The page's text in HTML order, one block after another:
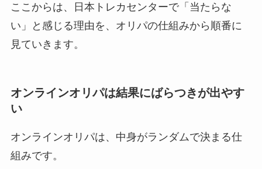
ここからは、日本トレカセンターで「当たらな
い」と感じる理由を、オリパの仕組みから順番に
見ていきます。
オンラインオリパは結果にばらつきが出やす
い
オンラインオリパは、中身がランダムで決まる仕
組みです。